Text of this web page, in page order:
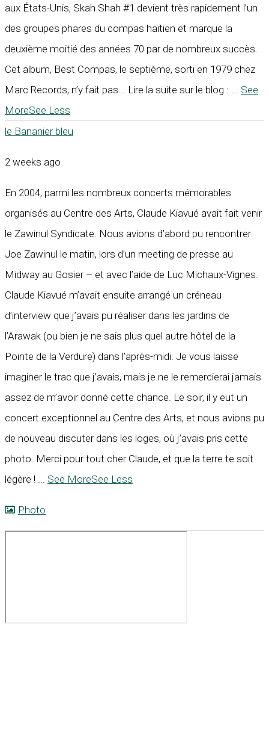
aux États-Unis, Skah Shah #1 devient très rapidement l’un
des groupes phares du compas haïtien et marque la
deuxième moitié des années 70 par de nombreux succès.
Cet album, Best Compas, le septième, sorti en 1979 chez
Marc Records, n’y fait pas... Lire la suite sur le blog : ... See
MoreSee Less
le Bananier bleu
2 weeks ago
En 2004, parmi les nombreux concerts mémorables
organisés au Centre des Arts, Claude Kiavué avait fait venir
le Zawinul Syndicate. Nous avions d’abord pu rencontrer
Joe Zawinul le matin, lors d’un meeting de presse au
Midway au Gosier – et avec l’aide de Luc Michaux-Vignes.
Claude Kiavué m’avait ensuite arrangé un créneau
d’interview que j’avais pu réaliser dans les jardins de
l’Arawak (ou bien je ne sais plus quel autre hôtel de la
Pointe de la Verdure) dans l’après-midi. Je vous laisse
imaginer le trac que j’avais, mais je ne le remercierai jamais
assez de m’avoir donné cette chance. Le soir, il y eut un
concert exceptionnel au Centre des Arts, et nous avions pu
de nouveau discuter dans les loges, où j’avais pris cette
photo. Merci pour tout cher Claude, et que la terre te soit
légère ! ... See MoreSee Less
Photo